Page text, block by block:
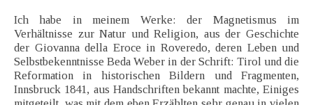
Ich habe in meinem Werke: der Magnetismus im
Verhältnisse zur Natur und Religion, aus der Geschichte
der Giovanna della Eroce in Roveredo, deren Leben und
Selbstbekenntnisse Beda Weber in der Schrift: Tirol und die
Reformation in historischen Bildern und Fragmenten,
Innsbruck 1841, aus Handschriften bekannt machte, Einiges